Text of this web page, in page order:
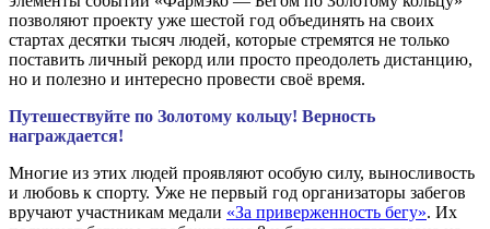
позволяют проекту уже шестой год объединять на своих
стартах десятки тысяч людей, которые стремятся не только
поставить личный рекорд или просто преодолеть дистанцию,
но и полезно и интересно провести своё время.
Путешествуйте по Золотому кольцу! Верность
награждается!
Многие из этих людей проявляют особую силу, выносливость
и любовь к спорту. Уже не первый год организаторы забегов
вручают участникам медали «За приверженность бегу». Их